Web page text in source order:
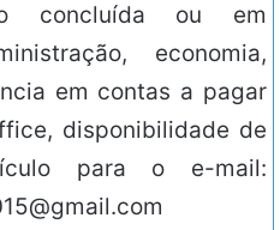
concluída ou em
economia,
em contas a pagar
disponibilidade de
para o e-mail: